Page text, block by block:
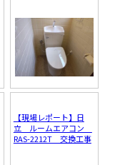
【現場レポート】日
立 ルームエアコン
RAS-2212T 交換工事